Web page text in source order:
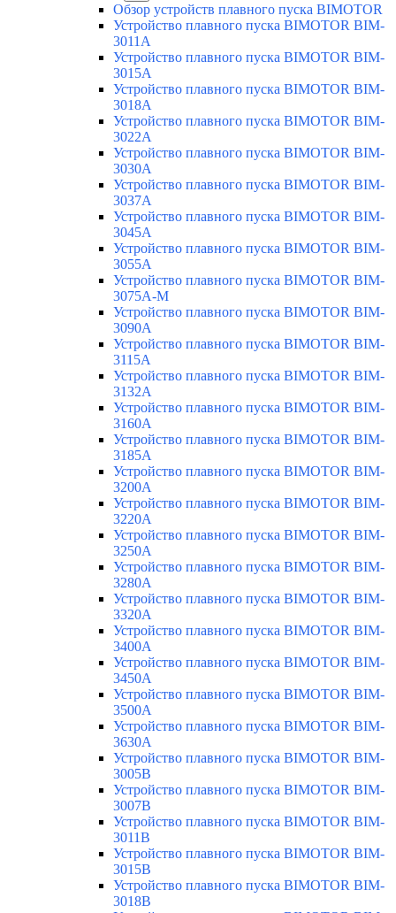
Обзор устройств плавного пуска BIMOTOR
Устройство плавного пуска BIMOTOR BIM-
3011A
Устройство плавного пуска BIMOTOR BIM-
3015A
Устройство плавного пуска BIMOTOR BIM-
3018A
Устройство плавного пуска BIMOTOR BIM-
3022A
Устройство плавного пуска BIMOTOR BIM-
3030A
Устройство плавного пуска BIMOTOR BIM-
3037A
Устройство плавного пуска BIMOTOR BIM-
3045A
Устройство плавного пуска BIMOTOR BIM-
3055A
Устройство плавного пуска BIMOTOR BIM-
3075A-M
Устройство плавного пуска BIMOTOR BIM-
3090A
Устройство плавного пуска BIMOTOR BIM-
3115A
Устройство плавного пуска BIMOTOR BIM-
3132A
Устройство плавного пуска BIMOTOR BIM-
3160A
Устройство плавного пуска BIMOTOR BIM-
3185A
Устройство плавного пуска BIMOTOR BIM-
3200A
Устройство плавного пуска BIMOTOR BIM-
3220A
Устройство плавного пуска BIMOTOR BIM-
3250A
Устройство плавного пуска BIMOTOR BIM-
3280A
Устройство плавного пуска BIMOTOR BIM-
3320A
Устройство плавного пуска BIMOTOR BIM-
3400A
Устройство плавного пуска BIMOTOR BIM-
3450A
Устройство плавного пуска BIMOTOR BIM-
3500A
Устройство плавного пуска BIMOTOR BIM-
3630A
Устройство плавного пуска BIMOTOR BIM-
3005B
Устройство плавного пуска BIMOTOR BIM-
3007B
Устройство плавного пуска BIMOTOR BIM-
3011B
Устройство плавного пуска BIMOTOR BIM-
3015B
Устройство плавного пуска BIMOTOR BIM-
3018B